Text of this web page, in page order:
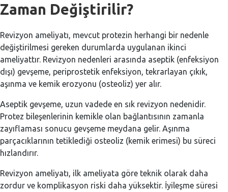
Zaman Değiştirilir?
Revizyon ameliyatı, mevcut protezin herhangi bir nedenle
değiştirilmesi gereken durumlarda uygulanan ikinci
ameliyattır. Revizyon nedenleri arasında aseptik (enfeksiyon
dışı) gevşeme, periprostetik enfeksiyon, tekrarlayan çıkık,
aşınma ve kemik erozyonu (osteoliz) yer alır.
Aseptik gevşeme, uzun vadede en sık revizyon nedenidir.
Protez bileşenlerinin kemikle olan bağlantısının zamanla
zayıflaması sonucu gevşeme meydana gelir. Aşınma
parçacıklarının tetiklediği osteoliz (kemik erimesi) bu süreci
hızlandırır.
Revizyon ameliyatı, ilk ameliyata göre teknik olarak daha
zordur ve komplikasyon riski daha yüksektir. İyileşme süresi